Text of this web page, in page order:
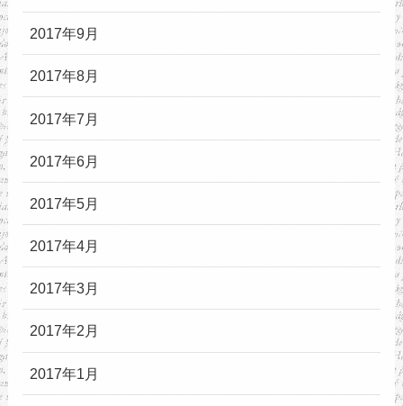
2017年9月
2017年8月
2017年7月
2017年6月
2017年5月
2017年4月
2017年3月
2017年2月
2017年1月